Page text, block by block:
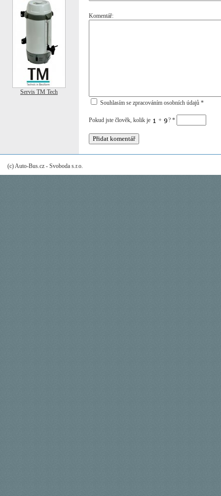
Servis TM Tech
Komentář:
Souhlasím se zpracováním osobních údajů *
Pokud jste člověk, kolik je + ? *
(c) Auto-Bus.cz - Svoboda s.r.o.